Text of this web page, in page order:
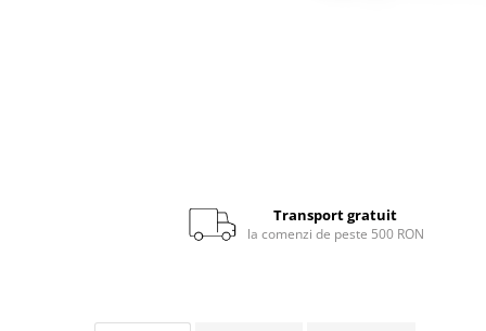
Duze suflante
Transport gratuit
la comenzi de peste 500 RON